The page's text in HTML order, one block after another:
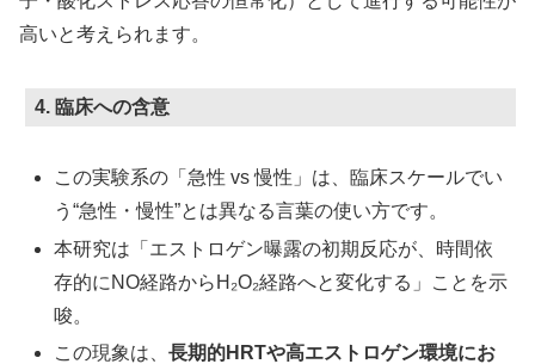
高いと考えられます。
4. 臨床への含意
この実験系の「急性 vs 慢性」は、臨床スケールでい
う“急性・慢性”とは異なる言葉の使い方です。
本研究は「エストロゲン曝露の初期反応が、時間依
存的にNO経路からH₂O₂経路へと変化する」ことを示
唆。
この現象は、長期的HRTや高エストロゲン環境にお